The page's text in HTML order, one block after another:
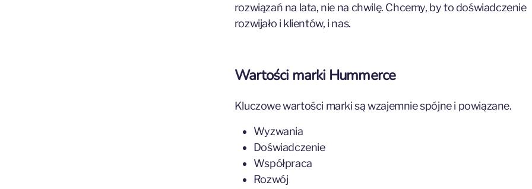
rozwiązań na lata, nie na chwilę. Chcemy, by to doświadczenie
rozwijało i klientów, i nas.
Wartości marki Hummerce
Kluczowe wartości marki są wzajemnie spójne i powiązane.
Wyzwania
Doświadczenie
Współpraca
Rozwój